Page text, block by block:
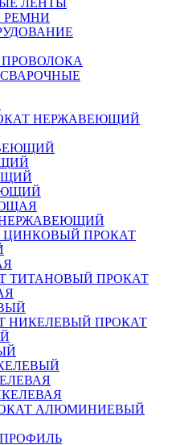
ЛЕНТЫ
РЕМНИ
НЕРЖАВЕЮЩИЙ
ЦИНКОВЫЙ ПРОКАТ
ТИТАНОВЫЙ ПРОКАТ
НИКЕЛЕВЫЙ ПРОКАТ
АЛЮМИНИЕВЫЙ